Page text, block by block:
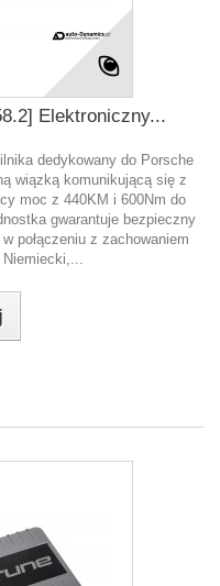
Elektroniczny...
dedykowany do Porsche
wiązką komunikującą się z
moc z 440KM i 600Nm do
gwarantuje bezpieczny
połączeniu z zachowaniem